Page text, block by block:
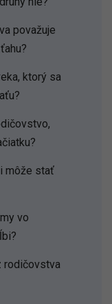
považuje
ktorý sa
môže stať
vo
rodičovstva